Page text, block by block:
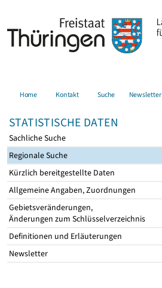
Home Kontakt Suche Newsletter
STATISTISCHE DATEN
Sachliche Suche
Regionale Suche
Kürzlich bereitgestellte Daten
Allgemeine Angaben, Zuordnungen
Gebietsveränderungen,
Änderungen zum Schlüsselverzeichnis
Definitionen und Erläuterungen
Newsletter